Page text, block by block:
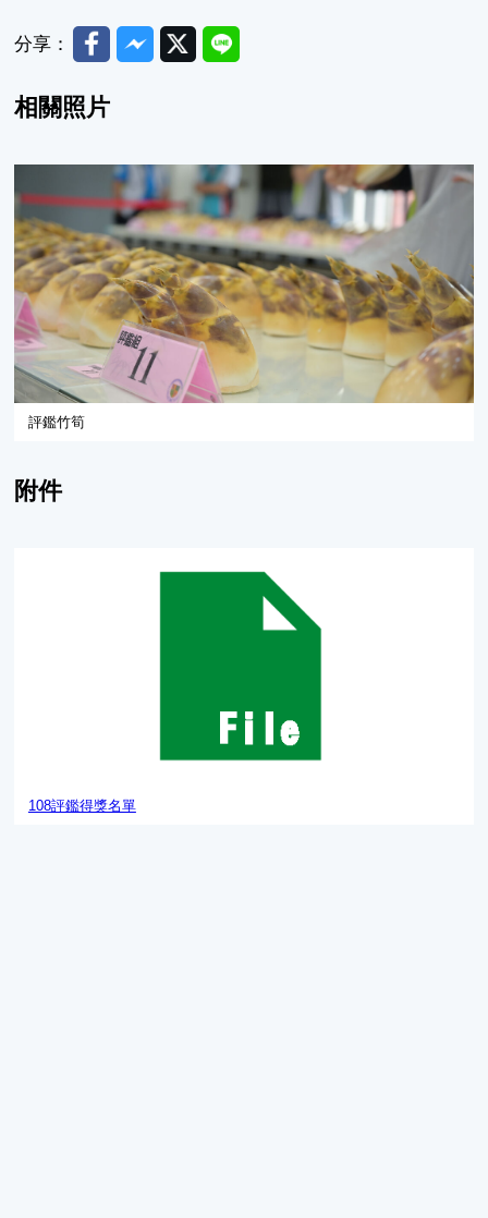
分享： FacebookMessenger
TwitterLine
相關照片
評鑑竹筍
附件
108評鑑得獎名單